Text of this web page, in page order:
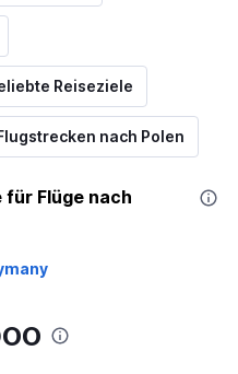
Reiseziele
nach Polen
für Flüge nach